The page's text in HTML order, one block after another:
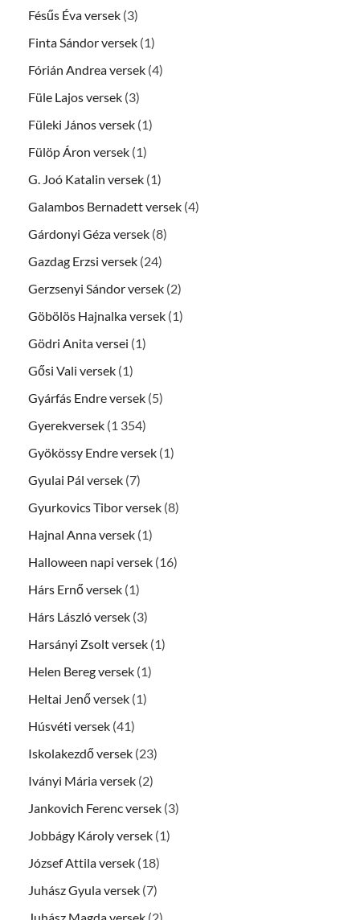
Fésűs Éva versek (3)
Finta Sándor versek (1)
Fórián Andrea versek (4)
Füle Lajos versek (3)
Füleki János versek (1)
Fülöp Áron versek (1)
G. Joó Katalin versek (1)
Galambos Bernadett versek (4)
Gárdonyi Géza versek (8)
Gazdag Erzsi versek (24)
Gerzsenyi Sándor versek (2)
Göbölös Hajnalka versek (1)
Gödri Anita versei (1)
Gősi Vali versek (1)
Gyárfás Endre versek (5)
Gyerekversek (1 354)
Gyökössy Endre versek (1)
Gyulai Pál versek (7)
Gyurkovics Tibor versek (8)
Hajnal Anna versek (1)
Halloween napi versek (16)
Hárs Ernő versek (1)
Hárs László versek (3)
Harsányi Zsolt versek (1)
Helen Bereg versek (1)
Heltai Jenő versek (1)
Húsvéti versek (41)
Iskolakezdő versek (23)
Iványi Mária versek (2)
Jankovich Ferenc versek (3)
Jobbágy Károly versek (1)
József Attila versek (18)
Juhász Gyula versek (7)